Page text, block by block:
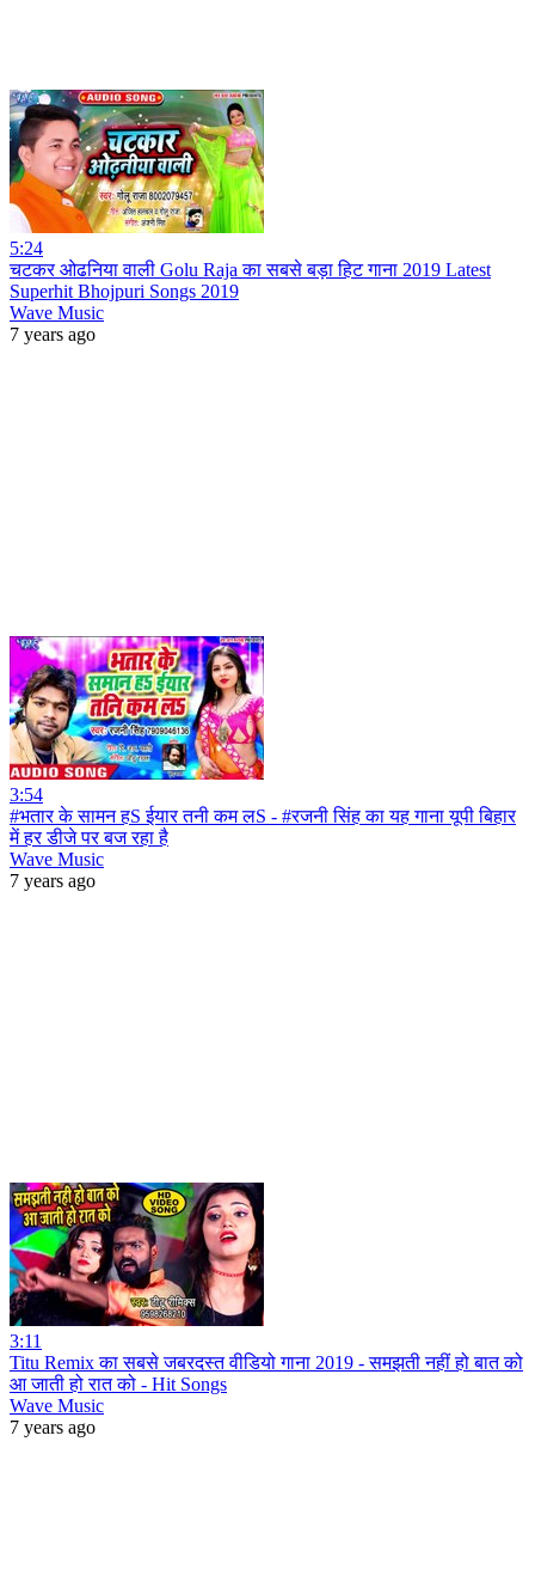
5:24
चटकर ओढनिया वाली Golu Raja का सबसे बड़ा हिट गाना 2019 Latest
Superhit Bhojpuri Songs 2019
Wave Music
7 years ago
3:54
#भतार के सामन हS ईयार तनी कम लS - #रजनी सिंह का यह गाना यूपी बिहार
में हर डीजे पर बज रहा है
Wave Music
7 years ago
3:11
Titu Remix का सबसे जबरदस्त वीडियो गाना 2019 - समझती नहीं हो बात को
आ जाती हो रात को - Hit Songs
Wave Music
7 years ago